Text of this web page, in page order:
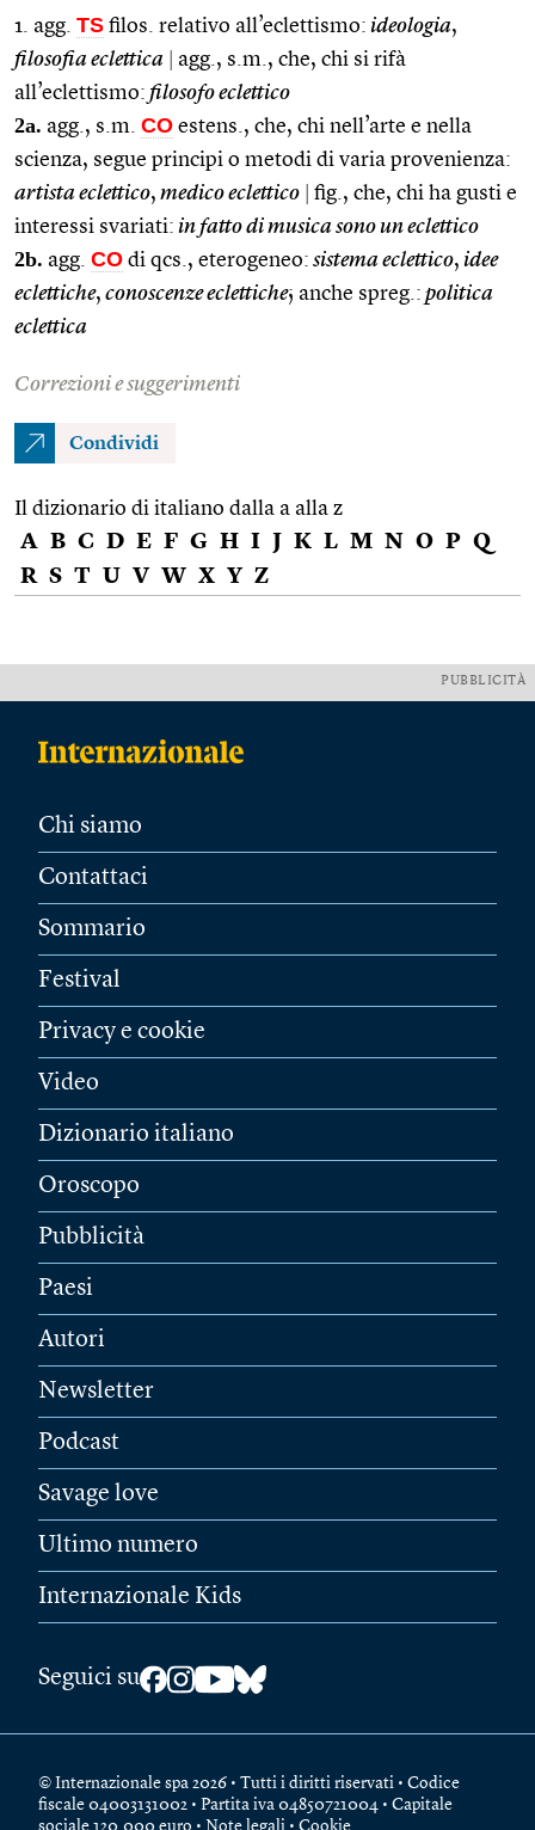
1. agg. TS filos. relativo all’eclettismo: ideologia,
filosofia eclettica
agg., s.m., che, chi si rifà
all’eclettismo: filosofo eclettico
2a. agg., s.m. CO estens., che, chi nell’arte e nella
scienza, segue principi o metodi di varia provenienza:
artista eclettico, medico eclettico
fig., che, chi ha gusti e
interessi svariati: in fatto di musica sono un eclettico
2b. agg. CO di qcs., eterogeneo: sistema eclettico, idee
eclettiche, conoscenze eclettiche; anche spreg.: politica
eclettica
Correzioni e suggerimenti
Condividi
Il dizionario di italiano dalla a alla z
A B C D E F G H I J K L M N O P Q
R S T U V W X Y Z
PUBBLICITÀ
Chi siamo
Contattaci
Sommario
Festival
Privacy e cookie
Video
Dizionario italiano
Oroscopo
Pubblicità
Paesi
Autori
Newsletter
Podcast
Savage love
Ultimo numero
Internazionale Kids
Seguici su
© Internazionale spa 2026 • Tutti i diritti riservati • Codice
fiscale 04003131002 • Partita iva 04850721004 • Capitale
sociale 120.000 euro • Note legali • Cookie